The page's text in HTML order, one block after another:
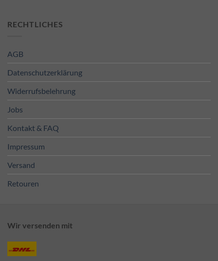
RECHTLICHES
AGB
Datenschutzerklärung
Widerrufsbelehrung
Jobs
Kontakt & FAQ
Impressum
Versand
Retouren
Wir versenden mit